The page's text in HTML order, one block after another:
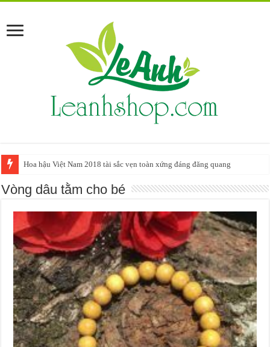
Hướng dẫn cách làm vòng tay Handmade cực đơn giản tại nhà
Vòng dâu tằm cho bé